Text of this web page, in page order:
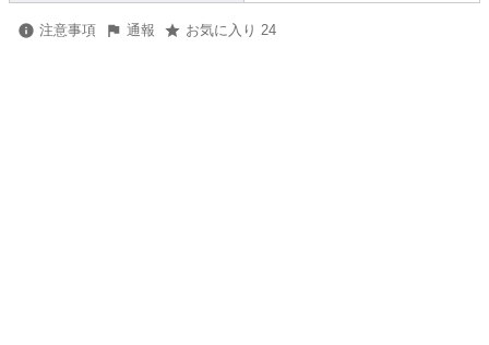
注意事項 通報 お気に入り 24